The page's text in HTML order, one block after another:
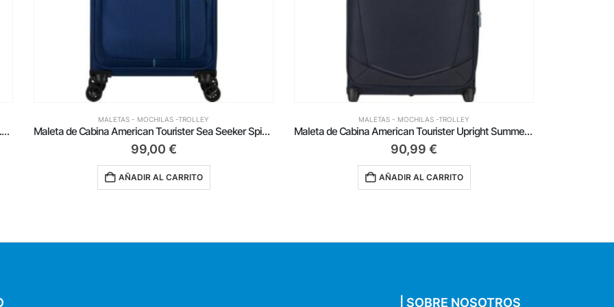
Mochila de Día Samsonite Move 5.0 M/ Capacidad 11.5L/ Azul Oscuro
MALETAS - MOCHILAS -TROLLEY
Maleta de Cabina American Tourister Sea Seeker Spinner 55cm/ 55x40x20cm/ 4 Ruedas/ Marino Combate
99,00 €
AÑADIR AL CARRITO
MALETAS - MOCHILAS -TROLLEY
Maleta de Cabina American Tourister Upright SummerRide 55cm/ 55x40x20cm/ 2 Ruedas/ Azul Marino
90,99 €
AÑADIR AL CARRITO
| SOBRE NOSOTROS